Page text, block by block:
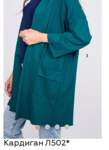
‹ ›
Кардиган Л502*